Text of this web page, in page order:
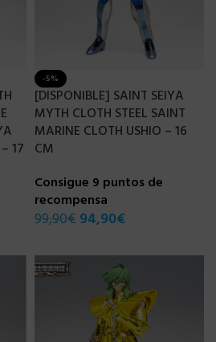
17
-5%
[DISPONIBLE] SAINT SEIYA
MYTH CLOTH STEEL SAINT
MARINE CLOTH USHIO – 16
CM
Consigue 9 puntos de
recompensa
99,90€ 94,90€